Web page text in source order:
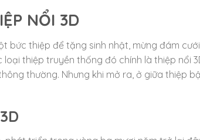
NỔI 3D
bức thiệp để tặng sinh nhật, mừng đám
thiệp truyền thống đó chính là thiệp nổi
thường. Nhưng khi mở ra, ở giữa thiệp